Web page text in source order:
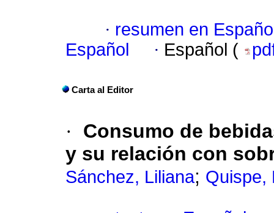
· resumen en
Español
· Español (
Carta al Editor
·
Consumo de
y su relación con
Sánchez, Liliana; Quispe,